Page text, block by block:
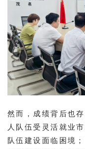
然而，成绩背后也
人队伍受灵活就业
队伍建设面临困境